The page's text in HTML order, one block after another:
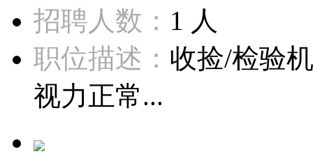
招聘人数： 1 人
职位描述： 收捡/检验
视力正常...